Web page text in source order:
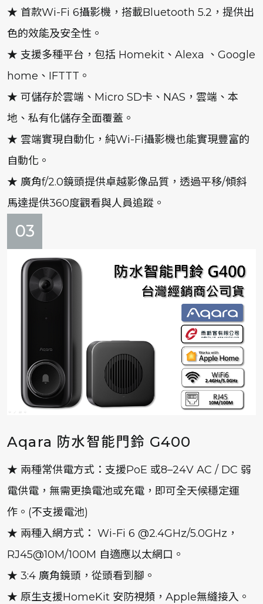
★ 首款Wi-Fi 6攝影機，搭載Bluetooth 5.2，提供出
色的效能及安全性。
★ 支援多種平台，包括 Homekit、Alexa 、Google
home、IFTTT。
★ 可儲存於雲端、Micro SD卡、NAS，雲端、本
地、私有化儲存全面覆蓋。
★ 雲端實現自動化，純Wi-Fi攝影機也能實現豐富的
自動化。
★ 廣角f/2.0鏡頭提供卓越影像品質，透過平移/傾斜
馬達提供360度觀看與人員追蹤。
03
Aqara 防水智能門鈴 G400
★ 兩種常供電方式：支援PoE 或8–24V AC / DC 弱
電供電，無需更換電池或充電，即可全天候穩定運
作。(不支援電池)
★ 兩種入網方式： Wi-Fi 6 @2.4GHz/5.0GHz，
RJ45@10M/100M 自適應以太網口。
★ 3:4 廣角鏡頭，從頭看到腳。
★ 原生支援HomeKit 安防視頻，Apple無縫接入。